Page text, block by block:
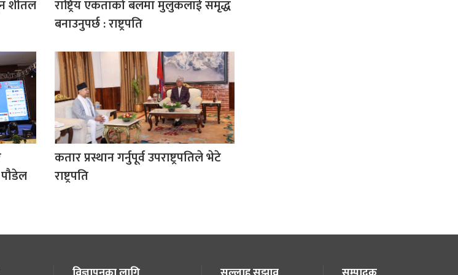
शीतल
राष्ट्रिय एकताको बलमा मुलुकलाई समृद्ध
बनाउनुपर्छ : राष्ट्रपति
पौडेल
कतार प्रस्थान गर्नुपूर्व उपराष्ट्रपतिले भेटे
राष्ट्रपति